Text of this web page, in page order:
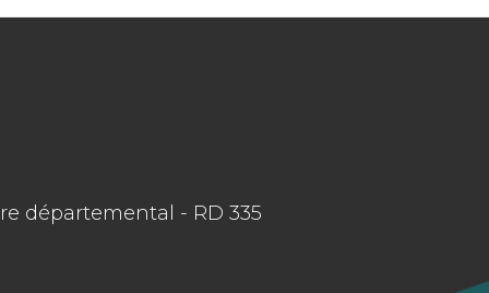
départemental - RD 335